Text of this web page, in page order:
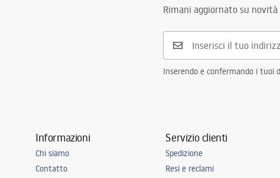
Rimani aggiornato su
Inserendo e confermando i
Informazioni
Chi siamo
Contatto
Servizio clienti
Spedizione
Resi e reclami